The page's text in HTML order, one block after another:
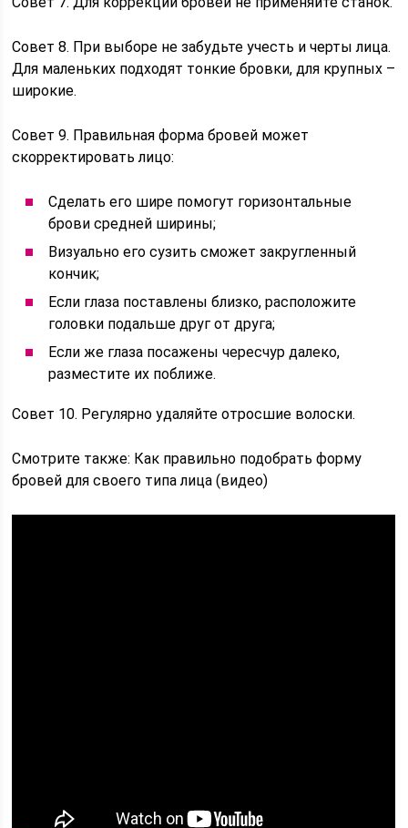
Совет 8. При выборе не забудьте учесть и черты лица.
Для маленьких подходят тонкие бровки, для крупных –
широкие.
Совет 9. Правильная форма бровей может
скорректировать лицо:
Сделать его шире помогут горизонтальные
брови средней ширины;
Визуально его сузить сможет закругленный
кончик;
Если глаза поставлены близко, расположите
головки подальше друг от друга;
Если же глаза посажены чересчур далеко,
разместите их поближе.
Совет 10. Регулярно удаляйте отросшие волоски.
Смотрите также: Как правильно подобрать форму
бровей для своего типа лица (видео)